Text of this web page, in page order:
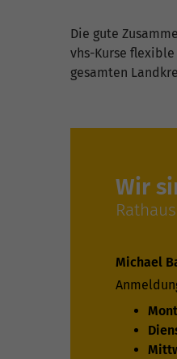
Die gute
vhs-Kurse
gesamten
Wir
Michael